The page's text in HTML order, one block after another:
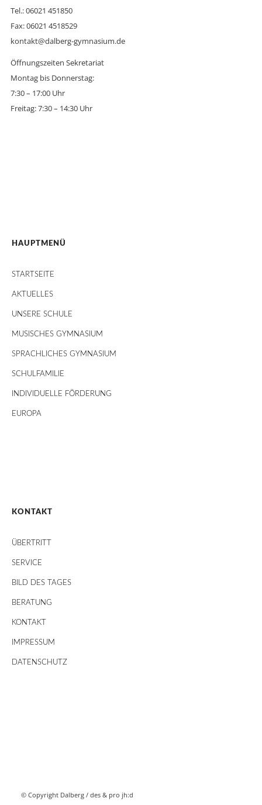
Tel.: 06021 451850
Fax: 06021 4518529
kontakt@dalberg-gymnasium.de
Öffnungszeiten Sekretariat
Montag bis Donnerstag:
7:30 – 17:00 Uhr
Freitag: 7:30 – 14:30 Uhr
HAUPTMENÜ
STARTSEITE
AKTUELLES
UNSERE SCHULE
MUSISCHES GYMNASIUM
SPRACHLICHES GYMNASIUM
SCHULFAMILIE
INDIVIDUELLE FÖRDERUNG
EUROPA
KONTAKT
ÜBERTRITT
SERVICE
BILD DES TAGES
BERATUNG
KONTAKT
IMPRESSUM
DATENSCHUTZ
© Copyright Dalberg / des & pro jh:d